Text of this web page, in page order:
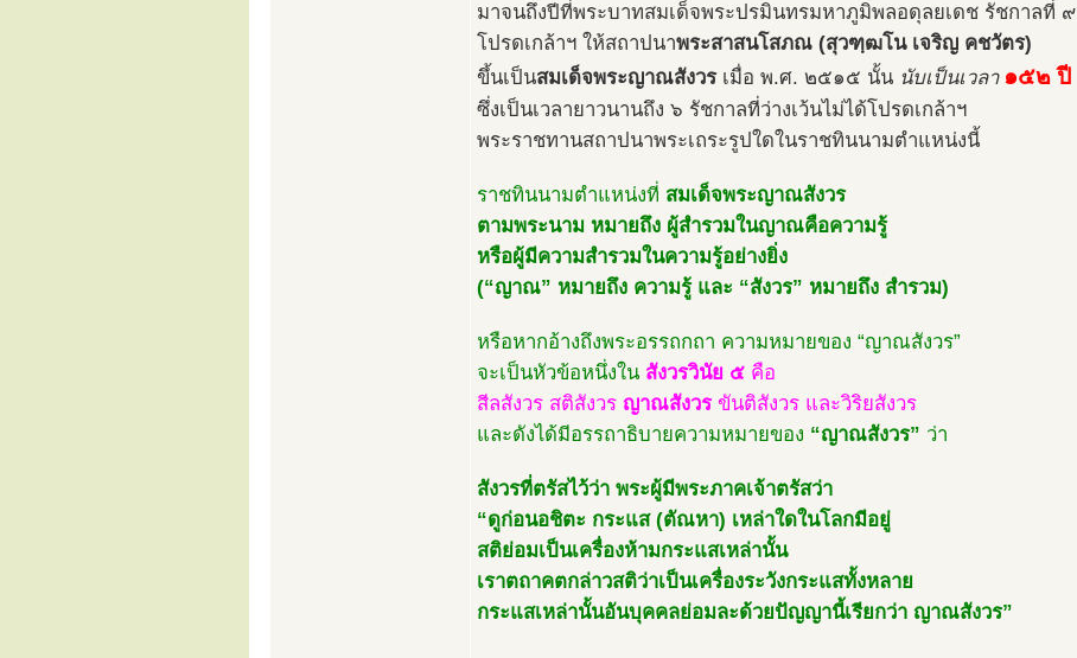
มาจนถึงปีที่พระบาทสมเด็จพระปรมินทรมหาภูมิพลอดุลยเดช รัชกาลที่ ๙
โปรดเกล้าฯ ให้สถาปนาพระสาสนโสภณ (สุวฑฺฒโน เจริญ คชวัตร)
ขึ้นเป็นสมเด็จพระญาณสังวรเมื่อ พ.ศ. ๒๕๑๕ นั้น นับเป็นเวลา ๑๕๒ ปี
ซึ่งเป็นเวลายาวนานถึง ๖ รัชกาลที่ว่างเว้นไม่ได้โปรดเกล้าฯ
พระราชทานสถาปนาพระเถระรูปใดในราชทินนามตำแหน่งนี้
ราชทินนามตำแหน่งที่ สมเด็จพระญาณสังวร
ตามพระนาม หมายถึง ผู้สำรวมในญาณคือความรู้
หรือผู้มีความสำรวมในความรู้อย่างยิ่ง
(“ญาณ” หมายถึง ความรู้ และ “สังวร” หมายถึง สำรวม)
หรือหากอ้างถึงพระอรรถกถา ความหมายของ “ญาณสังวร”
จะเป็นหัวข้อหนึ่งใน สังวรวินัย ๕ คือ
สีลสังวร สติสังวร ญาณสังวรขันติสังวร และวิริยสังวร
และดังได้มีอรรถาธิบายความหมายของ “ญาณสังวร” ว่า
สังวรที่ตรัสไว้ว่า พระผู้มีพระภาคเจ้าตรัสว่า
“ดูก่อนอชิตะ กระแส (ตัณหา) เหล่าใดในโลกมีอยู่
สติย่อมเป็นเครื่องห้ามกระแสเหล่านั้น
เราตถาคตกล่าวสติว่าเป็นเครื่องระวังกระแสทั้งหลาย
กระแสเหล่านั้นอันบุคคลย่อมละด้วยปัญญานี้เรียกว่า ญาณสังวร”